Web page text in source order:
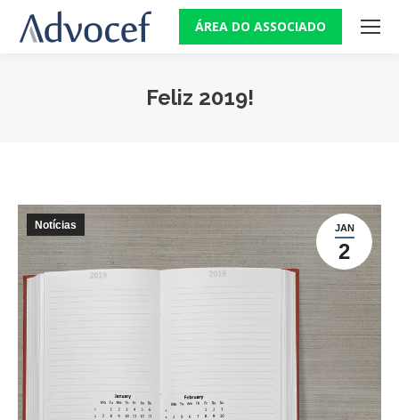
ÁREA DO ASSOCIADO
Feliz 2019!
JAN
2
Notícias